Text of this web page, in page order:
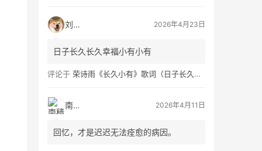
刘看山 2026年4月23日
日子长久长久幸福小有小有
评论于 荣诗雨《长久小有》歌词（日子长久幸福小有）
南穑 2026年4月11日
回忆，才是迟迟无法痊愈的病因。